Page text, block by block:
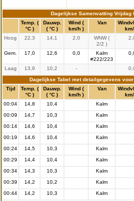
Dagelijkse Samenvatting Vrijdag
Temp. (
°C )
Dauwp.
( °C )
Wind (
km/h )
Van
Hoog
22,3 14,1 2,0
WNW (
2/2 )
Gem. 17,0 12,6 0,0
Kalm
#222/223
Laag 13,9 10,2 -
Dagelijkse Tabel met detailgegevens
Tijd
Temp. (
°C )
Dauwp.
( °C )
Wind (
km/h )
Van
00:04
14,8 10,4 Kalm
00:09
14,7 10,3 Kalm
00:14
14,6 10,4 Kalm
00:19
14,6 10,4 Kalm
00:24
14,5 10,3 Kalm
00:29
14,4 10,4 Kalm
00:34
14,3 10,3 Kalm
00:39
14,2 10,2 Kalm
00:44
14,2 10,3 Kalm